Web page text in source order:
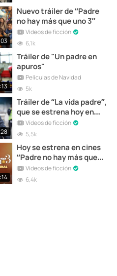
Nuevo tráiler de “Padre
no hay más que uno 3”
Vídeos de ficción
6,1k
Tráiler de "Un padre en
apuros"
Películas de Navidad
5k
Tráiler de “La vida padre”,
que se estrena hoy en
cinesVídeos de ficción
5,5k
Hoy se estrena en cines
“Padre no hay más que
uno 3” | Tráiler Final
Vídeos de ficción
6,4k